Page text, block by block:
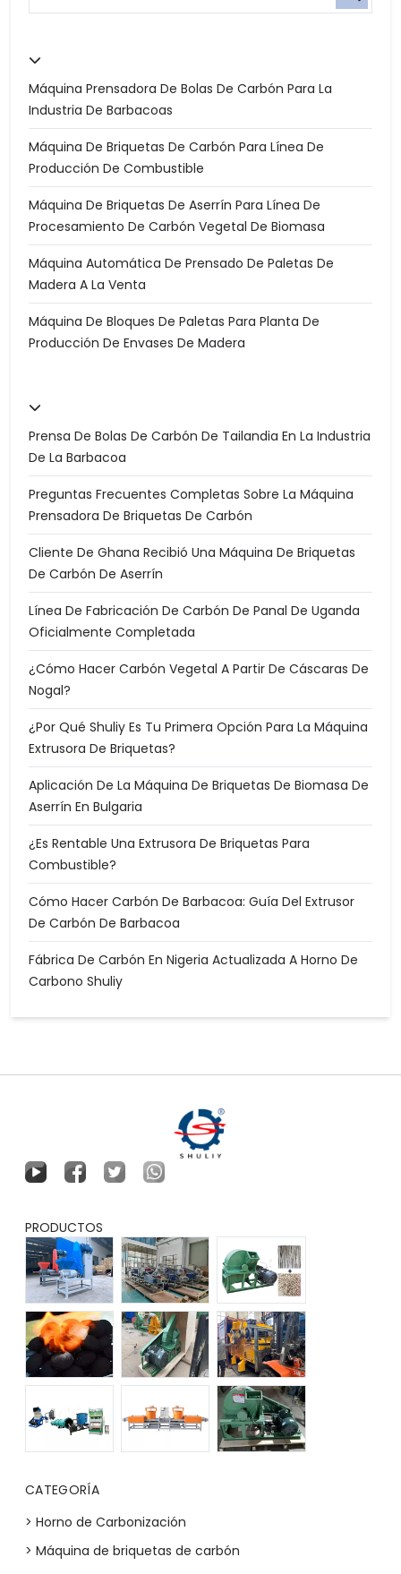
Máquina Prensadora De Bolas De Carbón Para La
Industria De Barbacoas
Máquina De Briquetas De Carbón Para Línea De
Producción De Combustible
Máquina De Briquetas De Aserrín Para Línea De
Procesamiento De Carbón Vegetal De Biomasa
Máquina Automática De Prensado De Paletas De
Madera A La Venta
Máquina De Bloques De Paletas Para Planta De
Producción De Envases De Madera
Prensa De Bolas De Carbón De Tailandia En La Industria
De La Barbacoa
Preguntas Frecuentes Completas Sobre La Máquina
Prensadora De Briquetas De Carbón
Cliente De Ghana Recibió Una Máquina De Briquetas
De Carbón De Aserrín
Línea De Fabricación De Carbón De Panal De Uganda
Oficialmente Completada
¿Cómo Hacer Carbón Vegetal A Partir De Cáscaras De
Nogal?
¿Por Qué Shuliy Es Tu Primera Opción Para La Máquina
Extrusora De Briquetas?
Aplicación De La Máquina De Briquetas De Biomasa De
Aserrín En Bulgaria
¿Es Rentable Una Extrusora De Briquetas Para
Combustible?
Cómo Hacer Carbón De Barbacoa: Guía Del Extrusor
De Carbón De Barbacoa
Fábrica De Carbón En Nigeria Actualizada A Horno De
Carbono Shuliy
PRODUCTOS
CATEGORÍA
> Horno de Carbonización
> Máquina de briquetas de carbón